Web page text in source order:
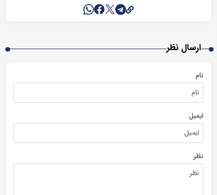
ارسال نظر
نام
ایمیل
نظر